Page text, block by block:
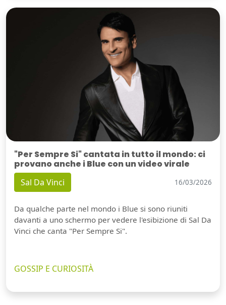
"Per Sempre Si" cantata in tutto il mondo: ci
provano anche i Blue con un video virale
Sal Da Vinci 16/03/2026
Da qualche parte nel mondo i Blue si sono riuniti
davanti a uno schermo per vedere l'esibizione di Sal Da
Vinci che canta "Per Sempre Si".
GOSSIP E CURIOSITÀ